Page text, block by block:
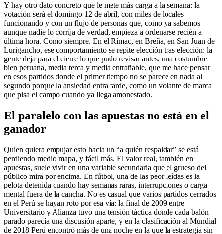
Y hay otro dato concreto que le mete más carga a la semana: la
votación será el domingo 12 de abril, con miles de locales
funcionando y con un flujo de personas que, como ya sabemos
aunque nadie lo corrija de verdad, empieza a ordenarse recién a
última hora. Como siempre. En el Rímac, en Breña, en San Juan de
Lurigancho, ese comportamiento se repite elección tras elección: la
gente deja para el cierre lo que pudo revisar antes, una costumbre
bien peruana, media terca y media entrañable, que me hace pensar
en esos partidos donde el primer tiempo no se parece en nada al
segundo porque la ansiedad entra tarde, como un volante de marca
que pisa el campo cuando ya llega amonestado.
El paralelo con las apuestas no está en el
ganador
Quien quiera empujar esto hacia un “a quién respaldar” se está
perdiendo medio mapa, y fácil más. El valor real, también en
apuestas, suele vivir en una variable secundaria que el grueso del
público mira por encima. En fútbol, una de las peor leídas es la
pelota detenida cuando hay semanas raras, interrupciones o carga
mental fuera de la cancha. No es casual que varios partidos cerrados
en el Perú se hayan roto por esa vía: la final de 2009 entre
Universitario y Alianza tuvo una tensión táctica donde cada balón
parado parecía una discusión aparte, y en la clasificación al Mundial
de 2018 Perú encontró más de una noche en la que la estrategia sin